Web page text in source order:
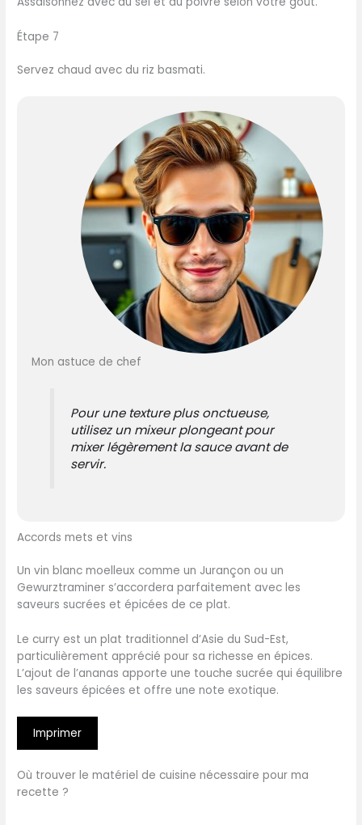
Étape 7
Servez chaud avec du riz basmati.
Mon astuce de chef
Pour une texture plus onctueuse,
utilisez un mixeur plongeant pour
mixer légèrement la sauce avant de
servir.
Accords mets et vins
Un vin blanc moelleux comme un Jurançon ou un
Gewurztraminer s’accordera parfaitement avec les
saveurs sucrées et épicées de ce plat.
Le curry est un plat traditionnel d’Asie du Sud-Est,
particulièrement apprécié pour sa richesse en épices.
L’ajout de l’ananas apporte une touche sucrée qui équilibre
les saveurs épicées et offre une note exotique.
Imprimer
Où trouver le matériel de cuisine nécessaire pour ma
recette ?